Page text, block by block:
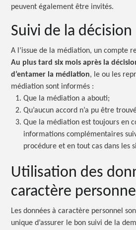
peuvent également être invités.
Suivi de la décision
A l’issue de la médiation, un compte
Au plus tard six mois après la
d’entamer la médiation, le ou les
médiation sont informés :
Que la médiation a abouti;
Qu’aucun accord n’a pu être
Que la médiation est toujours en
informations complémentaires
procédure et en tout cas dans les
Utilisation des
caractère
Les données à caractère personnel
unique d’assurer le bon suivi de la